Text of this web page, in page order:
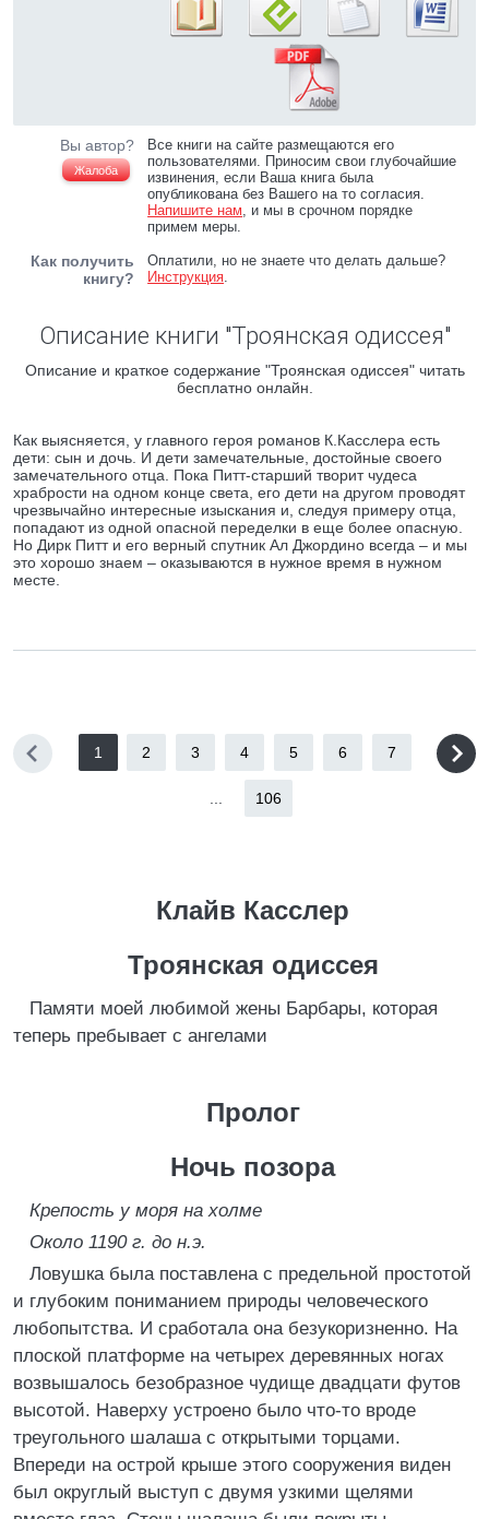
Вы автор?
Жалоба
Все книги на сайте размещаются его
пользователями. Приносим свои глубочайшие
извинения, если Ваша книга была
опубликована без Вашего на то согласия.
Напишите нам, и мы в срочном порядке
примем меры.
Как получить
книгу?
Оплатили, но не знаете что делать дальше?
Инструкция.
Описание книги "Троянская одиссея"
Описание и краткое содержание "Троянская одиссея" читать
бесплатно онлайн.
Как выясняется, у главного героя романов К.Касслера есть
дети: сын и дочь. И дети замечательные, достойные своего
замечательного отца. Пока Питт-старший творит чудеса
храбрости на одном конце света, его дети на другом проводят
чрезвычайно интересные изыскания и, следуя примеру отца,
попадают из одной опасной переделки в еще более опасную.
Но Дирк Питт и его верный спутник Ал Джордино всегда – и мы
это хорошо знаем – оказываются в нужное время в нужном
месте.
1 2 3 4 5 6 7
106
Клайв Касслер
Троянская одиссея
Памяти моей любимой жены Барбары, которая
теперь пребывает с ангелами
Пролог
Ночь позора
Крепость у моря на холме
Около 1190 г. до н.э.
Ловушка была поставлена с предельной простотой
и глубоким пониманием природы человеческого
любопытства. И сработала она безукоризненно. На
плоской платформе на четырех деревянных ногах
возвышалось безобразное чудище двадцати футов
высотой. Наверху устроено было что-то вроде
треугольного шалаша с открытыми торцами.
Впереди на острой крыше этого сооружения виден
был округлый выступ с двумя узкими щелями